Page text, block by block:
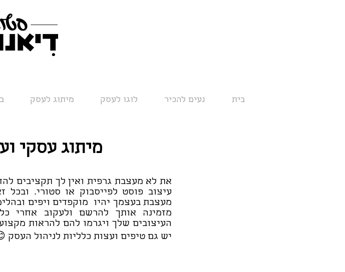
בית נעים להכיר לוגו לעסק מיתוג לעסק
מיתוג עסקי
את לא מעצבת גרפית ואין לך תקציבים
עיצוב פוסט לפייסבוק או סטורי.
מעצבת בעצמך יהיו מוקפדים ויפים
מזמינה אותך להרשם ולעקוב אחרי
העיצובים שלך ויגרמו להם להראות
יש גם טיפים ועצות כלליות לניהול העסק